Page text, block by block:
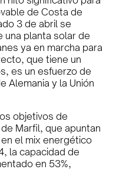
de Costa de
3 de abril se
una planta solar de
ya en marcha para
que tiene un
es un esfuerzo de
Alemania y la Unión
objetivos de
Marfil, que apuntan
el mix energético
la capacidad de
en 53%,